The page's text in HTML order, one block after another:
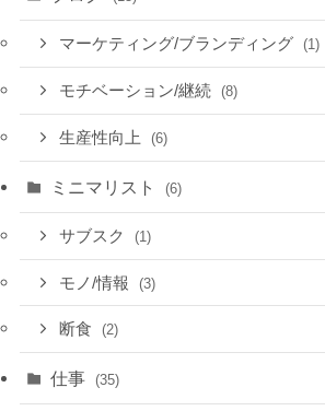
マーケティング/ブランディング (1)
モチベーション/継続 (8)
生産性向上 (6)
ミニマリスト (6)
サブスク (1)
モノ/情報 (3)
断食 (2)
仕事 (35)